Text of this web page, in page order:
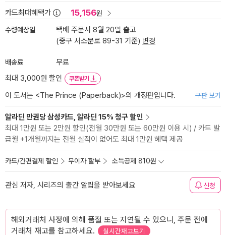
카드최대혜택가 15,156원
수령예상일
택배 주문시 8월 20일 출고
(중구 서소문로 89-31 기준) 변경
배송료
무료
최대 3,000원 할인
쿠폰받기
이 도서는 <The Prince (Paperback)>의 개정판입니다. 구판 보기
알라딘 만권당 삼성카드, 알라딘 15% 청구 할인
최대 1만원 또는 2만원 할인(전월 30만원 또는 60만원 이용 시) / 카드 발
급월 +1개월까지는 전월 실적이 없어도 최대 1만원 혜택 제공
카드/간편결제 할인 무이자 할부 소득공제 810원
관심 저자, 시리즈의 출간 알림을 받아보세요 신청
해외거래처 사정에 의해 품절 또는 지연될 수 있으니, 주문 전에
거래처 재고를 참고하세요.
실시간재고보기